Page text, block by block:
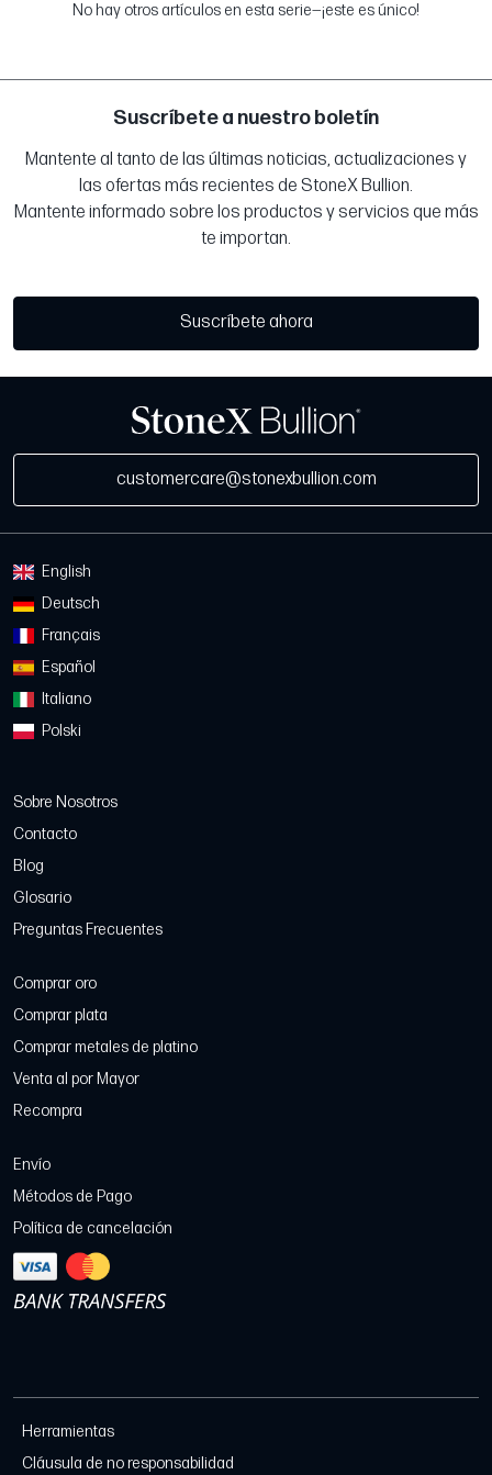
No hay otros artículos en esta serie—¡este es único!
Suscríbete a nuestro boletín
Mantente al tanto de las últimas noticias, actualizaciones y
las ofertas más recientes de StoneX Bullion.
Mantente informado sobre los productos y servicios que más
te importan.
Suscríbete ahora
customercare@stonexbullion.com
English
Deutsch
Français
Español
Italiano
Polski
Sobre Nosotros
Contacto
Blog
Glosario
Preguntas Frecuentes
Comprar oro
Comprar plata
Comprar metales de platino
Venta al por Mayor
Recompra
Envío
Métodos de Pago
Política de cancelación
Herramientas
Cláusula de no responsabilidad